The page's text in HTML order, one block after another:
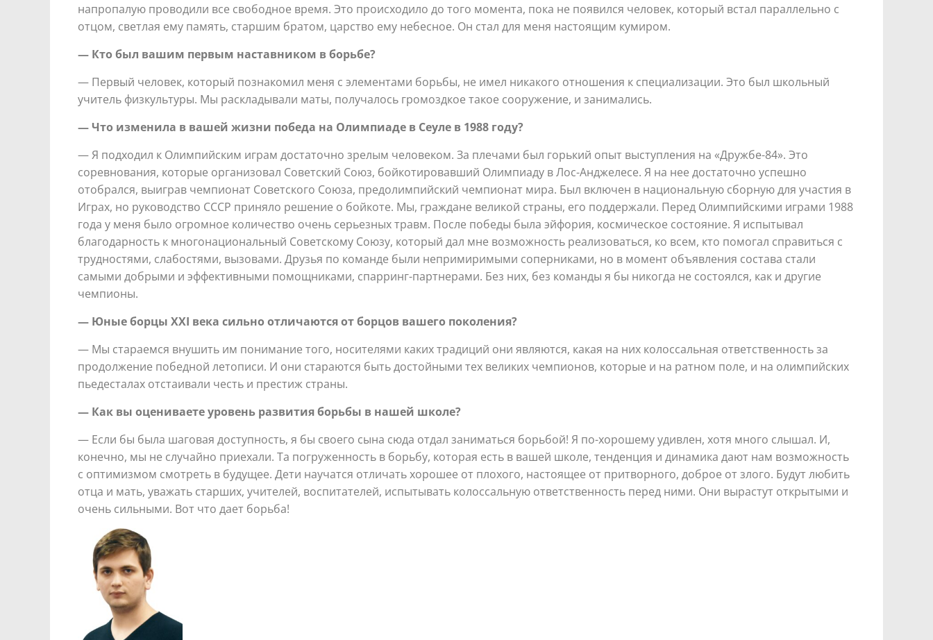
напропалую проводили все свободное время. Это происходило до того момента, пока не появился человек, который встал параллельно с
отцом, светлая ему память, старшим братом, царство ему небесное. Он стал для меня настоящим кумиром.
— Кто был вашим первым наставником в борьбе?
— Первый человек, который познакомил меня с элементами борьбы, не имел никакого отношения к специализации. Это был школьный
учитель физкультуры. Мы раскладывали маты, получалось громоздкое такое сооружение, и занимались.
— Что изменила в вашей жизни победа на Олимпиаде в Сеуле в 1988 году?
— Я подходил к Олимпийским играм достаточно зрелым человеком. За плечами был горький опыт выступления на «Дружбе-84». Это
соревнования, которые организовал Советский Союз, бойкотировавший Олимпиаду в Лос-Анджелесе. Я на нее достаточно успешно
отобрался, выиграв чемпионат Советского Союза, предолимпийский чемпионат мира. Был включен в национальную сборную для участия в
Играх, но руководство СССР приняло решение о бойкоте. Мы, граждане великой страны, его поддержали. Перед Олимпийскими играми 1988
года у меня было огромное количество очень серьезных травм. После победы была эйфория, космическое состояние. Я испытывал
благодарность к многонациональный Советскому Союзу, который дал мне возможность реализоваться, ко всем, кто помогал справиться с
трудностями, слабостями, вызовами. Друзья по команде были непримиримыми соперниками, но в момент объявления состава стали
самыми добрыми и эффективными помощниками, спарринг-партнерами. Без них, без команды я бы никогда не состоялся, как и другие
чемпионы.
— Юные борцы XXI века сильно отличаются от борцов вашего поколения?
— Мы стараемся внушить им понимание того, носителями каких традиций они являются, какая на них колоссальная ответственность за
продолжение победной летописи. И они стараются быть достойными тех великих чемпионов, которые и на ратном поле, и на олимпийских
пьедесталах отстаивали честь и престиж страны.
— Как вы оцениваете уровень развития борьбы в нашей школе?
— Если бы была шаговая доступность, я бы своего сына сюда отдал заниматься борьбой! Я по-хорошему удивлен, хотя много слышал. И,
конечно, мы не случайно приехали. Та погруженность в борьбу, которая есть в вашей школе, тенденция и динамика дают нам возможность
с оптимизмом смотреть в будущее. Дети научатся отличать хорошее от плохого, настоящее от притворного, доброе от злого. Будут любить
отца и мать, уважать старших, учителей, воспитателей, испытывать колоссальную ответственность перед ними. Они вырастут открытыми и
очень сильными. Вот что дает борьба!